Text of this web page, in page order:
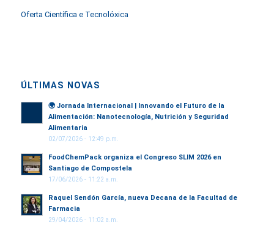
Oferta Científica e Tecnolóxica
ÚLTIMAS NOVAS
🌍 Jornada Internacional | Innovando el Futuro de la
Alimentación: Nanotecnología, Nutrición y Seguridad
Alimentaria
02/07/2026 - 12:49 p.m.
FoodChemPack organiza el Congreso SLIM 2026 en
Santiago de Compostela
17/06/2026 - 11:22 a.m.
Raquel Sendón García, nueva Decana de la Facultad de
Farmacia
29/04/2026 - 11:02 a.m.